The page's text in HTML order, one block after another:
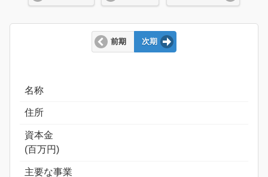
前期 次期
名称
住所
資本金
(百万円)
主要な事業